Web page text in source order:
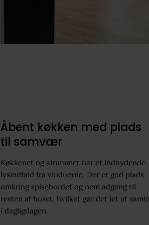
Åbent køkken med plads
til samvær
Køkkenet og alrummet har et indbydende
lysindfald fra vinduerne. Der er god plads
omkring spisebordet og nem adgang til
resten af huset, hvilket gør det let at
i dagligdagen.